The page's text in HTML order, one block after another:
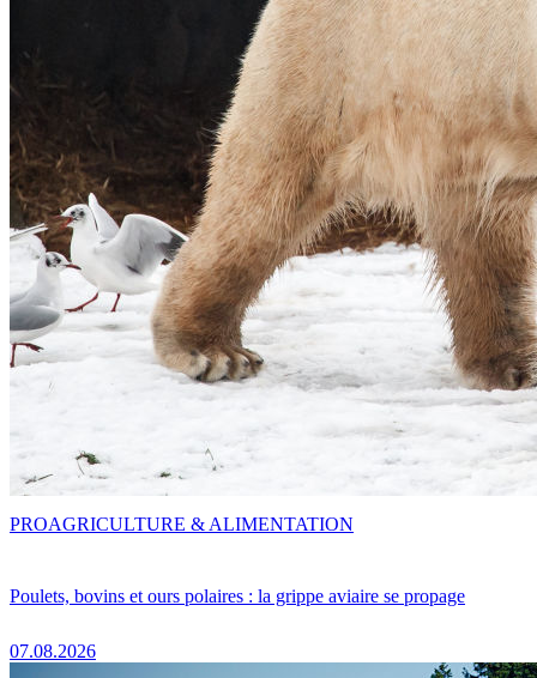
Poulets, bovins et ours polaires : la grippe aviaire se propage
07.08.2026
PROAGRICULTURE & ALIMENTATION